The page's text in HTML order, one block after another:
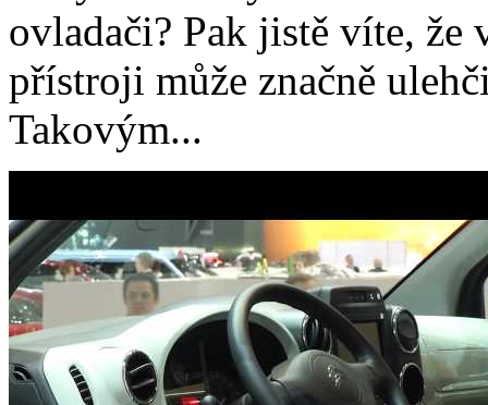
ovladači? Pak jistě víte,
přístroji může značně
Takovým...